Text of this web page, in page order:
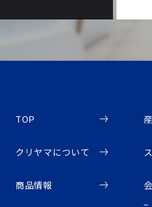
TOP
クリヤマについて
商品情報